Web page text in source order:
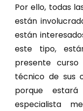
Por ello, todas
están
están
este tipo,
presente
técnico de sus
porque
especialista